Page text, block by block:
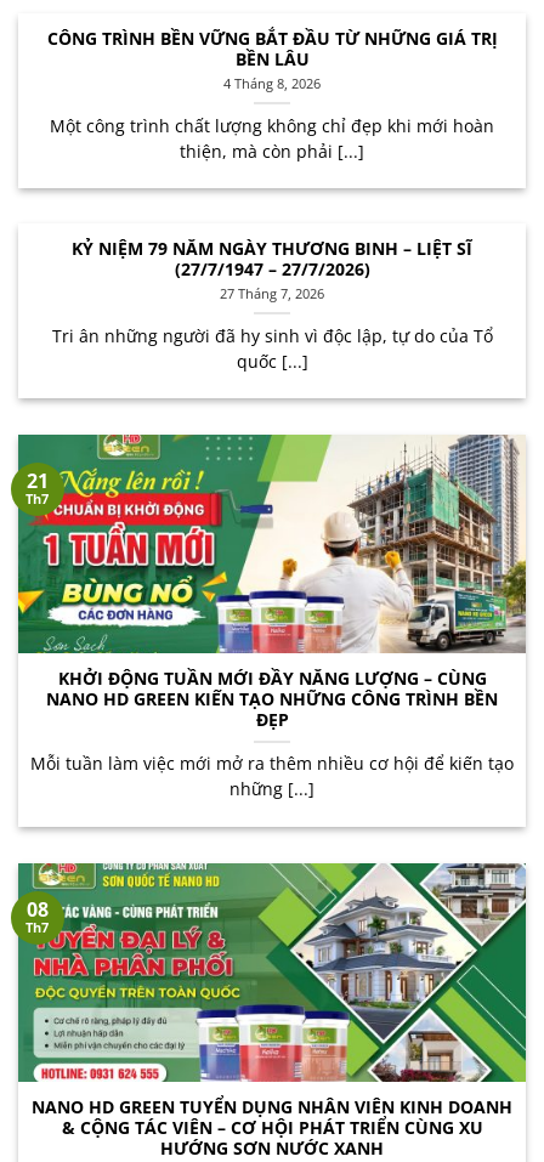
CÔNG TRÌNH BỀN VỮNG BẮT ĐẦU TỪ NHỮNG GIÁ TRỊ
BỀN LÂU
4 Tháng 8, 2026
Một công trình chất lượng không chỉ đẹp khi mới hoàn
thiện, mà còn phải [...]
KỶ NIỆM 79 NĂM NGÀY THƯƠNG BINH – LIỆT SĨ
(27/7/1947 – 27/7/2026)
27 Tháng 7, 2026
Tri ân những người đã hy sinh vì độc lập, tự do của Tổ
quốc [...]
KHỞI ĐỘNG TUẦN MỚI ĐẦY NĂNG LƯỢNG – CÙNG
NANO HD GREEN KIẾN TẠO NHỮNG CÔNG TRÌNH BỀN
ĐẸP
Mỗi tuần làm việc mới mở ra thêm nhiều cơ hội để kiến tạo
những [...]
21
Th7
NANO HD GREEN TUYỂN DỤNG NHÂN VIÊN KINH DOANH
& CỘNG TÁC VIÊN – CƠ HỘI PHÁT TRIỂN CÙNG XU
HƯỚNG SƠN NƯỚC XANH
08
Th7